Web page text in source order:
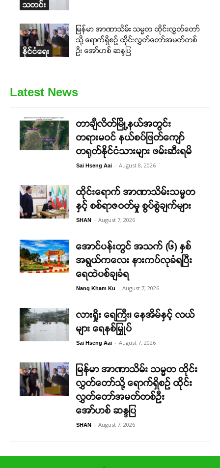
သတင်း
နိုင်ငံရေး
မြန်မာ အာဏာသိမ်း သမ္မတ ထိုင်းလွှတ်တော်
သို့ ရောက်ရှိစဉ် ထိုင်းလွှတ်တော်အမတ်တစ်
ဦး အော်ဟစ် ဆန္ဒပြ
Latest News
တာချီလိတ်မြို့နယ်အတွင်း
တရားမဝင် နယ်စပ်ဖြတ်ကျော်
တရုတ်နိုင်ငံသားများ ဖမ်းဆီးရမိ
Sai Hseng Aai - August 8, 2026
ထိုင်းရောက် အာဏာသိမ်းသမ္မတ
နှင့် စစ်ရာဇဝတ်မှု စွပ်စွဲချက်များ
SHAN - August 7, 2026
အောင်ပန်းတွင် အသက် (၆) နှစ်
အရွယ်ကလေး နားကပ်လုခံရပြီး
ရေထဲပစ်ချခံရ
Nang Kham Ku - August 7, 2026
လားရှိုး ရေကြီး၊ နေအိမ်နှင့် လယ်
များ ရေနစ်မြှုပ်
Sai Hseng Aai - August 7, 2026
မြန်မာ အာဏာသိမ်း သမ္မတ ထိုင်း
လွှတ်တော်သို့ ရောက်ရှိစဉ် ထိုင်း
လွှတ်တော်အမတ်တစ်ဦး
အော်ဟစ် ဆန္ဒပြ
SHAN - August 7, 2026